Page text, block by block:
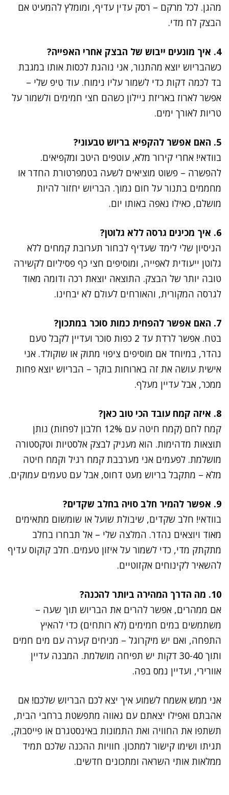
מהגן. לכל מרקם – רסק עדין עדיף, ומומלץ להמעיט אם
הבצק לח מדי.
4. איך מונעים ייבוש של הבצק אחרי האפייה?
כשהבריוש יוצא מהתנור, אני נוהגת לכסות אותו במגבת
בד לכמה דקות כדי לשמור עליו נימוח. עוד טיפ שלי –
אפשר לארוז באריזת ניילון כשהם חצי חמימים ולשמור על
טריות לאורך ימים.
5. האם אפשר להקפיא בריוש טבעוני?
בוודאי! אחרי קירור מלא, עוטפים היטב ומקפיאים.
להפשרה – פשוט מוציאים לשעה בטמפרטורת החדר או
מחממים בתנור על חום נמוך. הבריוש יחזור להיות
מושלם, כאילו נאפה באותו יום.
6. איך מכינים גרסה ללא גלוטן?
הניסיון שלי לימד שעדיף לבחור תערובת קמחים ללא
גלוטן ייעודית לאפייה, ומוסיפים חצי כף פסיליום לקשירה
טובה יותר של הבצק. התוצאה יוצאת רכה ודומה מאוד
לגרסה המקורית, והאורחים לעולם לא יבחינו.
7. האם אפשר להפחית כמות סוכר במתכון?
בטח. אפשר לרדת עד 2 כפות סוכר ועדיין לקבל טעם
נהדר, במיוחד אם מוסיפים ציפוי מתוק או שוקולד. אני
אישית עושה את זה בארוחות בוקר – הבריוש יוצא פחות
ממכר, אבל עדיין מעלף.
8. איזה קמח עובד הכי טוב כאן?
קמח לחם (קמח חיטה עם 12% חלבון לפחות) נותן
תוצאות מדהימות. הוא מעניק לבצק אלסטיות וטקסטורה
מושלמת. לפעמים אני מערבבת קמח רגיל וקמח חיטה
מלא – מתקבל בריוש מעט דחוס, אבל עם טעמים עמוקים.
9. אפשר להמיר חלב סויה בחלב שקדים?
בוודאי! חלב שקדים, שיבולת שועל או שומשום מתאימים
מאוד ויוצאים נהדר. המלצה שלי – אל תבחרו בחלב
מתקתק מדי, כדי לשמור על איזון טעמים. חלב קוקוס עדיף
להשאיר לקינוחים אקזוטיים.
10. מה הדרך המהירה ביותר להכנה?
אם ממהרים, אפשר להרים את הבריוש תוך שעה –
משתמשים במים חמימים (לא רותחים) כדי להאיץ
התפחה, ואם יש מיקרוגל – מניחים קערה עם מים חמים
ותוך 30-40 דקות יש תפיחה מושלמת. המבנה עדיין
אוורירי, ועדיין נמס בפה.
אני ממש אשמח לשמוע איך יצא לכם הבריוש שלכם! אם
אהבתם ואפילו יצאתם עם גאווה מתפשטת ברחבי הבית,
תשתפו את החוויה ואת התמונות באינסטגרם או פייסבוק,
תגיתו ושימו קישור למתכון. חוויות ההכנה שלכם תמיד
ממלאות אותי השראה ומתכונים חדשים.